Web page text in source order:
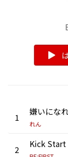
1 嫌いにな
れん
2 Kick Start